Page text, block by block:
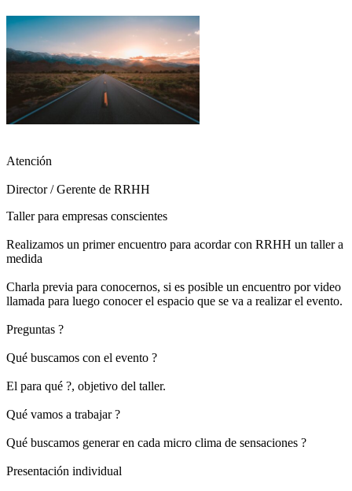
Atención
Director / Gerente de RRHH
Taller para empresas conscientes
Realizamos un primer encuentro para acordar con RRHH un taller a
medida
Charla previa para conocernos, si es posible un encuentro por video
llamada para luego conocer el espacio que se va a realizar el evento.
Preguntas ?
Qué buscamos con el evento ?
El para qué ?, objetivo del taller.
Qué vamos a trabajar ?
Qué buscamos generar en cada micro clima de sensaciones ?
Presentación individual